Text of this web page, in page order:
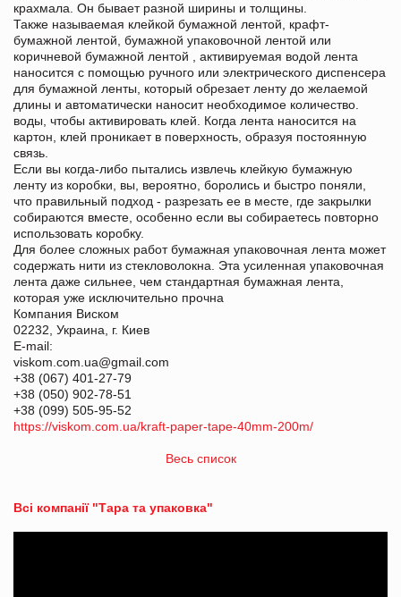
крахмала. Он бывает разной ширины и толщины.
Также называемая клейкой бумажной лентой, крафт-
бумажной лентой, бумажной упаковочной лентой или
коричневой бумажной лентой , активируемая водой лента
наносится с помощью ручного или электрического диспенсера
для бумажной ленты, который обрезает ленту до желаемой
длины и автоматически наносит необходимое количество.
воды, чтобы активировать клей. Когда лента наносится на
картон, клей проникает в поверхность, образуя постоянную
связь.
Если вы когда-либо пытались извлечь клейкую бумажную
ленту из коробки, вы, вероятно, боролись и быстро поняли,
что правильный подход - разрезать ее в месте, где закрылки
собираются вместе, особенно если вы собираетесь повторно
использовать коробку.
Для более сложных работ бумажная упаковочная лента может
содержать нити из стекловолокна. Эта усиленная упаковочная
лента даже сильнее, чем стандартная бумажная лента,
которая уже исключительно прочна
Компания Виском
02232, Украина, г. Киев
E-mail:
viskom.com.ua@gmail.com
+38 (067) 401-27-79
+38 (050) 902-78-51
+38 (099) 505-95-52
https://viskom.com.ua/kraft-paper-tape-40mm-200m/
Весь список
Всі компанії "Тара та упаковка"